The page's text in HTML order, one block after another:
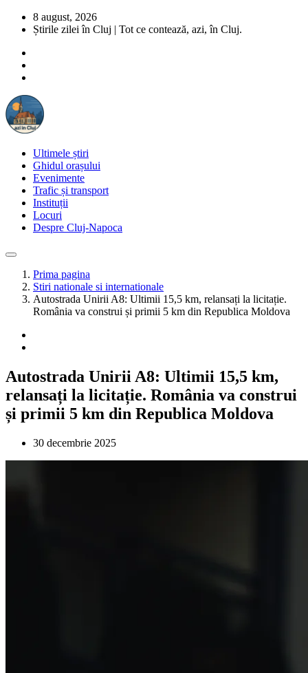
8 august, 2026
Știrile zilei în Cluj | Tot ce contează, azi, în Cluj.
Ultimele știri
Ghidul orașului
Evenimente
Trafic și transport
Instituții
Locuri
Despre Cluj-Napoca
Prima pagina
Stiri nationale si internationale
Autostrada Unirii A8: Ultimii 15,5 km, relansați la licitație.
România va construi și primii 5 km din Republica Moldova
Autostrada Unirii A8: Ultimii 15,5 km,
relansați la licitație. România va construi
și primii 5 km din Republica Moldova
30 decembrie 2025